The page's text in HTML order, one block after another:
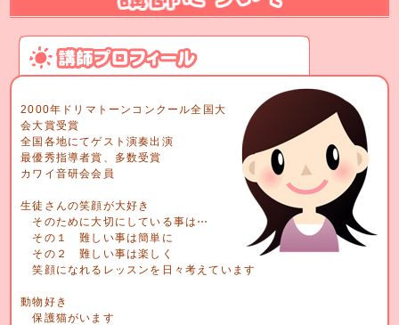
2000年ドリマトーンコンクール全国大
会大賞受賞
全国各地にてゲスト演奏出演
最優秀指導者賞、多数受賞
カワイ音研会会員
生徒さんの笑顔が大好き
そのために大切にしている事は⋯
その１ 難しい事は簡単に
その２ 難しい事は楽しく
笑顔になれるレッスンを日々考えています
動物好き
保護猫がいます